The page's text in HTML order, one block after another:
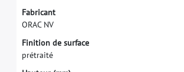
Fabricant
ORAC NV
Finition de surface
prétraité